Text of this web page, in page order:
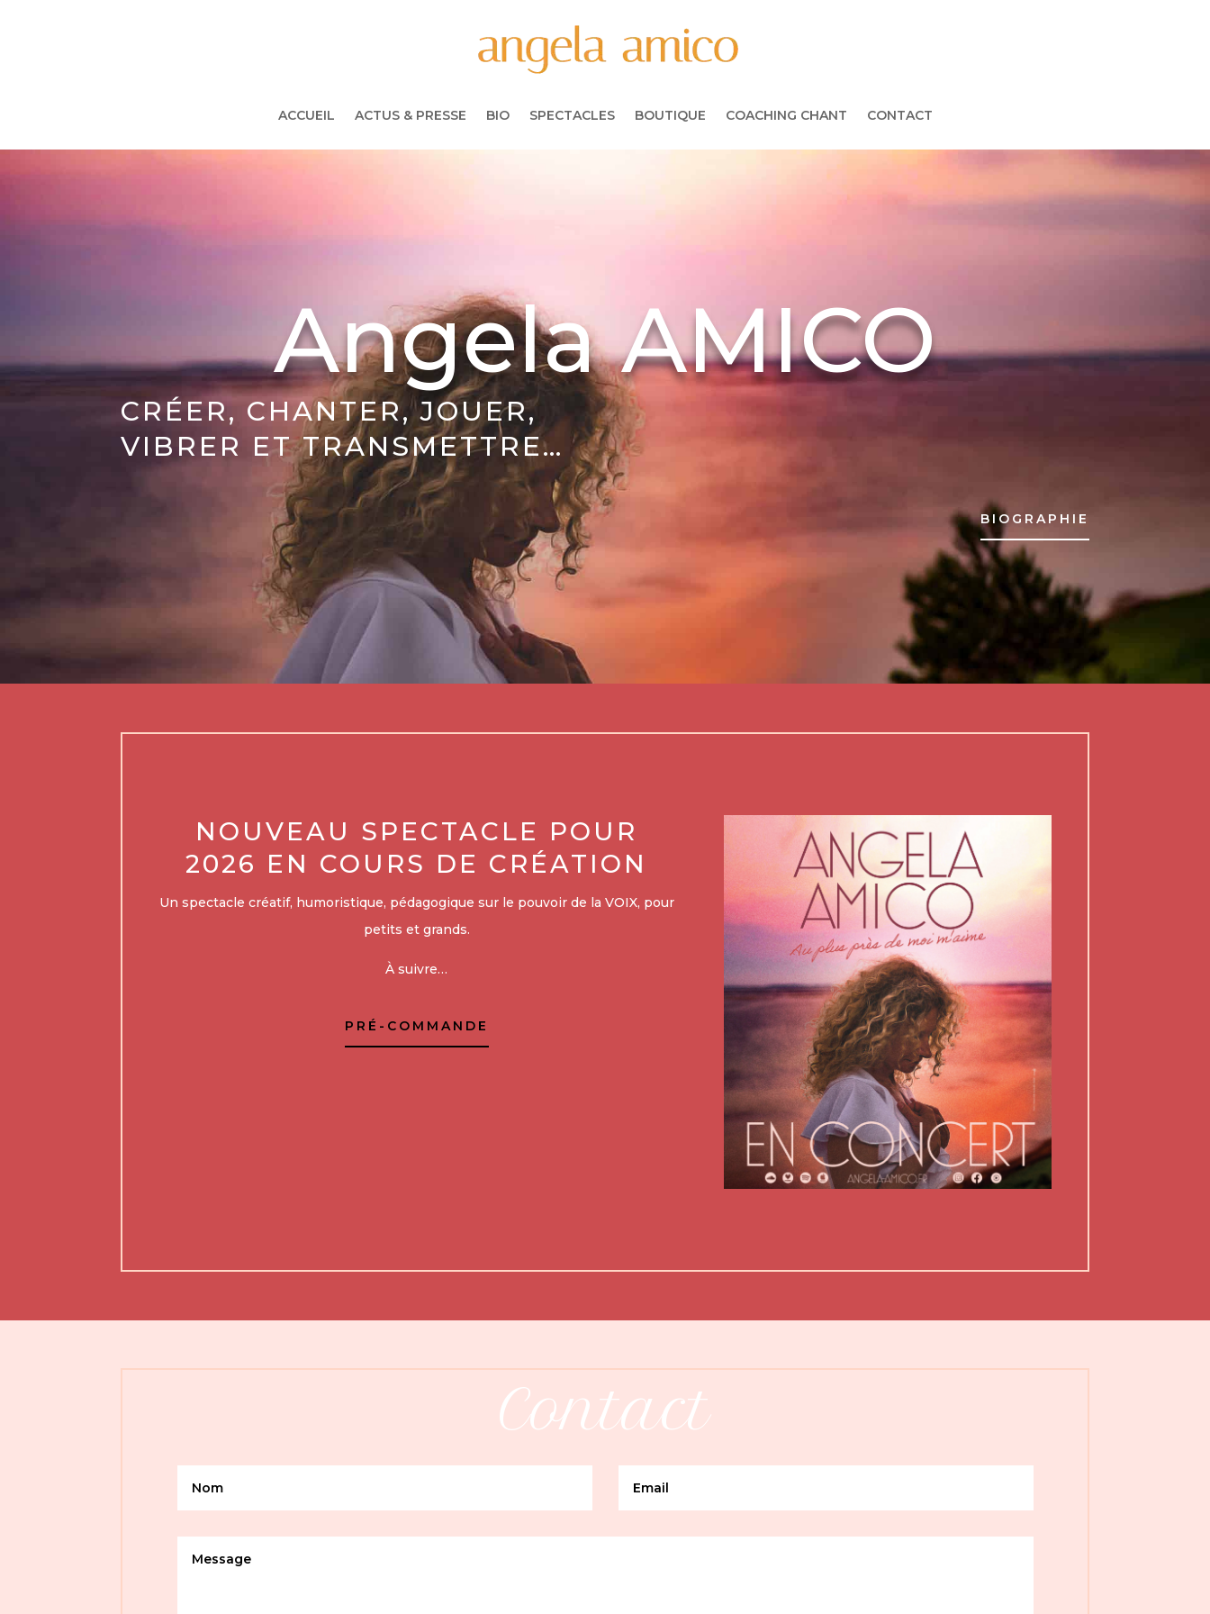
ACCUEIL ACTUS & PRESSE BIO SPECTACLES BOUTIQUE COACHING CHANT CONTACT
Angela AMICO
CRÉER, CHANTER, JOUER,
VIBRER ET TRANSMETTRE…
BIOGRAPHIE
NOUVEAU SPECTACLE POUR
2026 EN COURS DE CRÉATION
Un spectacle créatif, humoristique, pédagogique sur le pouvoir de la VOIX, pour
petits et grands.
À suivre…
PRÉ-COMMANDE
Contact